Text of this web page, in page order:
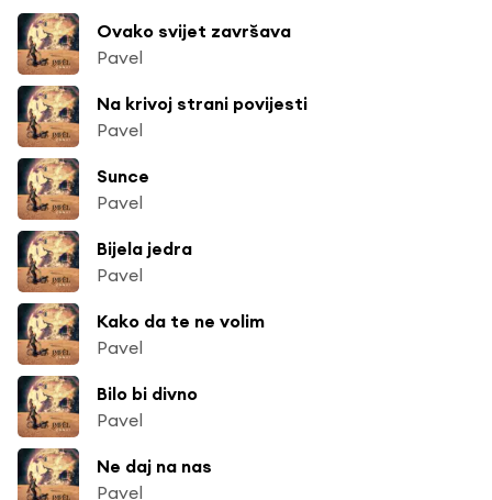
Ovako svijet završava
Pavel
Na krivoj strani povijesti
Pavel
Sunce
Pavel
Bijela jedra
Pavel
Kako da te ne volim
Pavel
Bilo bi divno
Pavel
Ne daj na nas
Pavel